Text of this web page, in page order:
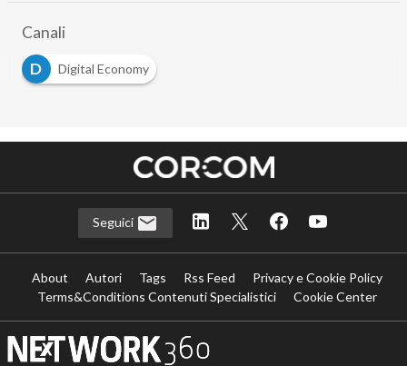
Canali
D
Digital Economy
Seguici
About Autori Tags Rss Feed
Privacy e Cookie Policy
Terms&Conditions Contenuti Specialistici
Cookie Center